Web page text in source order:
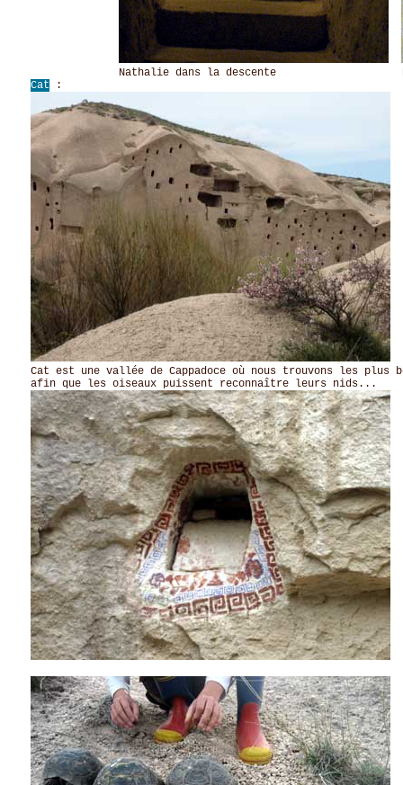
Nathalie dans la descente Pollux
Cat :
Cat est une vallée de Cappadoce où nous trouvons les
afin que les oiseaux puissent reconnaître leurs nids...